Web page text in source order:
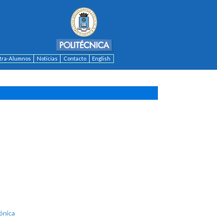
Alumnos Noticias Contacto English